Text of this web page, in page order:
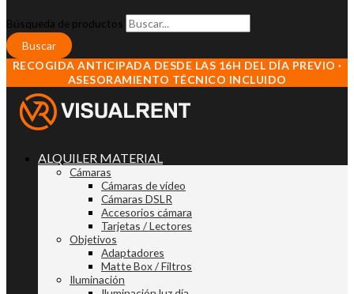
Búsqueda de productos
Buscar
RECOGIDA ANTICIPADA DESDE LAS 16H DEL DÍA PREVIO ·
ASESORAMIENTO TÉCNICO INCLUIDO
ALQUILER MATERIAL
Cámaras
Cámaras de vídeo
Cámaras DSLR
Accesorios cámara
Tarjetas / Lectores
Objetivos
Adaptadores
Matte Box / Filtros
Iluminación